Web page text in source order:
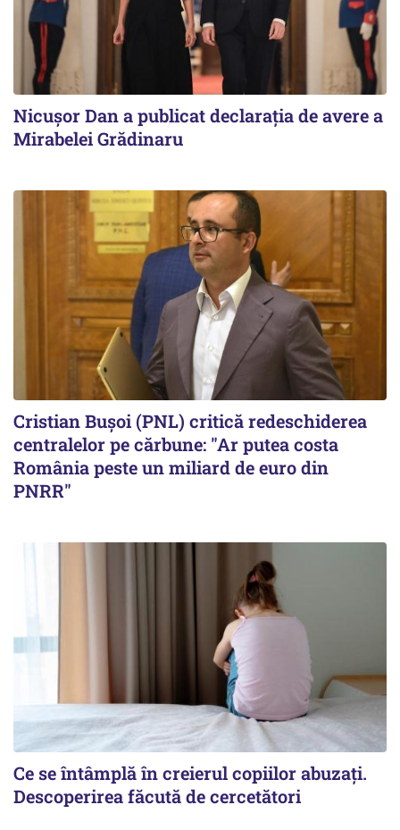
Nicuşor Dan a publicat declaraţia de avere a
Mirabelei Grădinaru
Cristian Bușoi (PNL) critică redeschiderea
centralelor pe cărbune: "Ar putea costa
România peste un miliard de euro din
PNRR"
Ce se întâmplă în creierul copiilor abuzați.
Descoperirea făcută de cercetători